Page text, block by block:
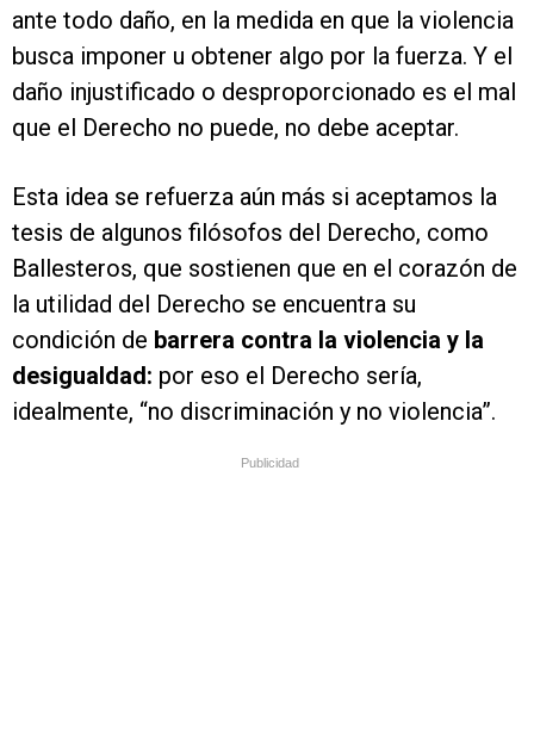
ante todo daño, en la medida en que la violencia
busca imponer u obtener algo por la fuerza. Y el
daño injustificado o desproporcionado es el mal
que el Derecho no puede, no debe aceptar.
Esta idea se refuerza aún más si aceptamos la
tesis de algunos filósofos del Derecho, como
Ballesteros, que sostienen que en el corazón de
la utilidad del Derecho se encuentra su
condición de barrera contra la violencia y la
desigualdad: por eso el Derecho sería,
idealmente, “no discriminación y no violencia”.
Publicidad